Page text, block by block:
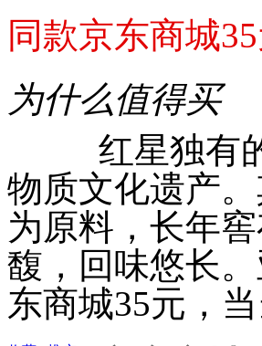
同款京东商城
为什么值得买
红星独有的“
物质文化遗产
为原料，长年
馥，回味悠长
东商城35元，